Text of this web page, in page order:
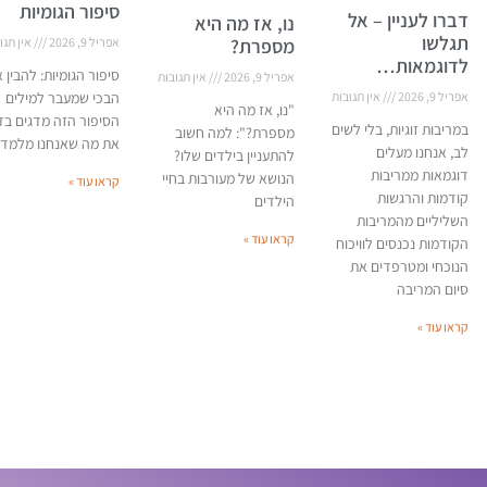
דברו לעניין – אל
תגלשו
לדוגמאות…
אפריל 9, 2026 אין תגובות
במריבות זוגיות, בלי לשים
לב, אנחנו מעלים
דוגמאות ממריבות
קודמות והרגשות
השליליים מהמריבות
הקודמות נכנסים לוויכוח
הנוכחי ומטרפדים את
סיום המריבה
קראו עוד »
נו, אז מה היא
מספרת?
אפריל 9, 2026 אין תגובות
"נו, אז מה היא
מספרת?": למה חשוב
להתעניין בילדים שלו?
הנושא של מעורבות בחיי
הילדים
קראו עוד »
סיפור הגומיות
אפריל 9, 2026 אין
סיפור הגומיות:
הבכי שמעבר למילים
הסיפור הזה מדגים
את מה שאנחנו
קראו עוד »